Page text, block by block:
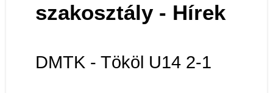
szakosztály - Hírek
DMTK - Tököl U14 2-1